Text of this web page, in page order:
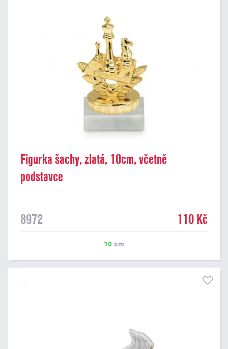
Figurka šachy, zlatá, 10cm, včetně
podstavce
8972 110 Kč
10 cm